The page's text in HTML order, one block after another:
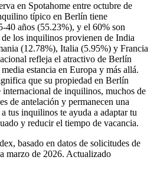
en Spotahome entre octubre de
típico en Berlín tiene
40 años (55.23%), y el 60% son
los inquilinos provienen de India
(12.78%), Italia (5.95%) y Francia
refleja el atractivo de Berlín
estancia en Europa y más allá.
que su propiedad en Berlín
internacional de inquilinos, muchos de
de antelación y permanecen una
tus inquilinos te ayuda a adaptar tu
y reducir el tiempo de vacancia.
basado en datos de solicitudes de
marzo de 2026. Actualizado